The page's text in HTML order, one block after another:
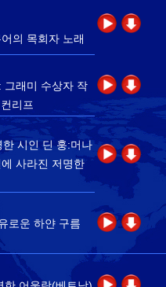
의 목회자 노래
그래미 수상자 작
리프
시인 딘 훙:머나
사라진 저명한
로운 하얀 구름